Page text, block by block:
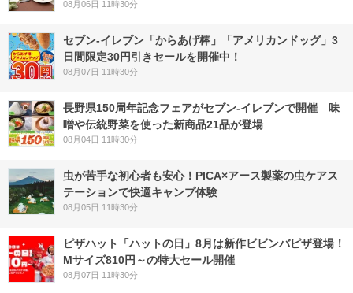
08月06日 11時30分
セブン‐イレブン「からあげ棒」「アメリカンドッグ」3
日間限定30円引きセールを開催中！
08月07日 11時30分
長野県150周年記念フェアがセブン-イレブンで開催 味
噌や伝統野菜を使った新商品21品が登場
08月04日 11時30分
虫が苦手な初心者も安心！PICA×アース製薬の虫ケアス
テーションで快適キャンプ体験
08月05日 11時30分
ピザハット「ハットの日」8月は新作ビビンバピザ登場！
Mサイズ810円～の特大セール開催
08月07日 11時30分